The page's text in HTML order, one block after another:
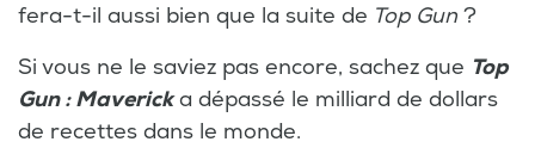
fera-t-il aussi bien que la suite de Top Gun ?
Si vous ne le saviez pas encore, sachez que Top
Gun : Mavericka dépassé le milliard de dollars
de recettes dans le monde.